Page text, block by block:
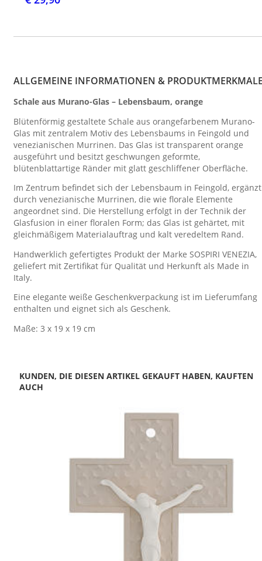
ALLGEMEINE INFORMATIONEN &
Schale aus Murano-Glas – Lebensbaum, orange
Blütenförmig gestaltete Schale aus orangefarbenem Murano-
Glas mit zentralem Motiv des Lebensbaums in Feingold und
venezianischen Murrinen. Das Glas ist transparent orange
ausgeführt und besitzt geschwungen geformte,
blütenblattartige Ränder mit glatt geschliffener Oberfläche.
Im Zentrum befindet sich der Lebensbaum in Feingold, ergänzt
durch venezianische Murrinen, die wie florale Elemente
angeordnet sind. Die Herstellung erfolgt in der Technik der
Glasfusion in einer floralen Form; das Glas ist gehärtet, mit
gleichmäßigem Materialauftrag und kalt veredeltem Rand.
Handwerklich gefertigtes Produkt der Marke SOSPIRI VENEZIA,
geliefert mit Zertifikat für Qualität und Herkunft als Made in
Italy.
Eine elegante weiße Geschenkverpackung ist im Lieferumfang
enthalten und eignet sich als Geschenk.
Maße: 3 x 19 x 19 cm
KUNDEN, DIE DIESEN ARTIKEL GEKAUFT HABEN, KAUFTEN
AUCH